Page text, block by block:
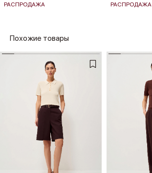
РАСПРОДАЖА РАСПРОДАЖА
Похожие товары